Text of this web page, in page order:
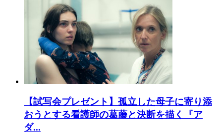
【試写会プレゼント】孤立した母子に寄り添
おうとする看護師の葛藤と決断を描く『ア
ダ...